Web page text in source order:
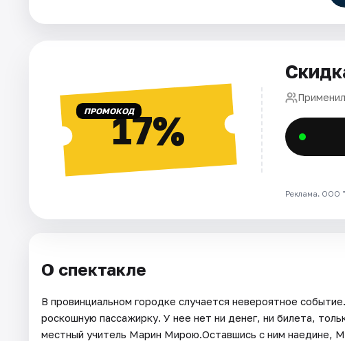
ПРОМОКОД17%
Реклама. ООО
О спектакле
В провинциальном городке случается невероятное
роскошную пассажирку. У нее нет ни денег, ни билета,
местный учитель Марин Мирою.Оставшись с ним наедине,